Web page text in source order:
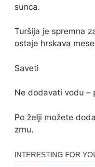
sunca.
Turšija je spremna
ostaje hrskava
Saveti
Ne dodavati vodu –
Po želji možete
zrnu.